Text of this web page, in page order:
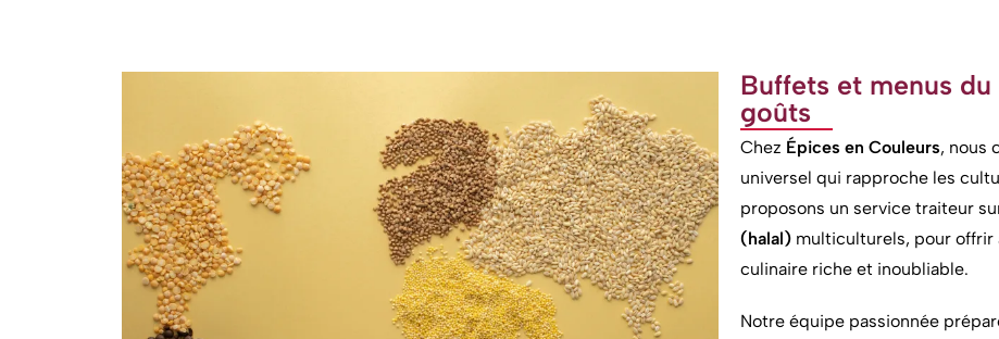
Buffets et menus
goûts
Chez Épices en Couleurs, nous
universel qui rapproche les
proposons un service traiteur
(halal) multiculturels, pour offrir
culinaire riche et inoubliable.
Notre équipe passionnée